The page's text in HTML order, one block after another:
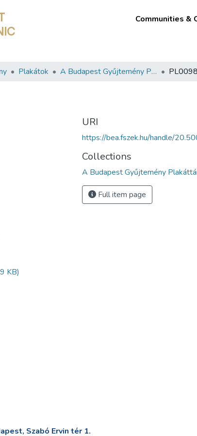
Communities &
Plakátok A Budapest Gyűjtemény Plakáttárának plakátjai
KB)
URI
https://bea.fszek.hu/handle/
Collections
A Budapest Gyűjtemény
Full item page
Szabó Ervin tér 1.